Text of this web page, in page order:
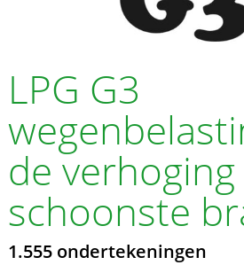
LPG G3
de
schoonste
1.555 ondertekeningen